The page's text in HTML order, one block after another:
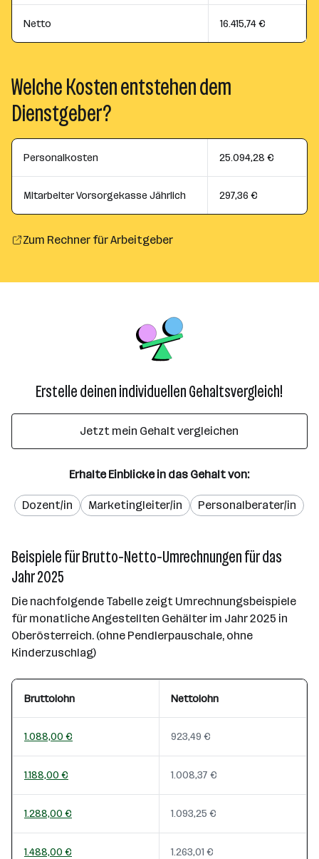
Netto 16.415,74 €
Welche Kosten entstehen dem
Dienstgeber?
Personalkosten 25.094,28 €
Mitarbeiter Vorsorgekasse Jährlich 297,36 €
Zum Rechner für Arbeitgeber
Erstelle deinen individuellen Gehaltsvergleich!
Jetzt mein Gehalt vergleichen
Erhalte Einblicke in das Gehalt von:
Dozent/in Marketingleiter/in Personalberater/in
Beispiele für Brutto-Netto-Umrechnungen für das
Jahr 2025
Die nachfolgende Tabelle zeigt Umrechnungsbeispiele
für monatliche Angestellten Gehälter im Jahr 2025 in
Oberösterreich. (ohne Pendlerpauschale, ohne
Kinderzuschlag)
Bruttolohn Nettolohn
1.088,00 € 923,49 €
1.188,00 € 1.008,37 €
1.288,00 € 1.093,25 €
1.488,00 € 1.263,01 €